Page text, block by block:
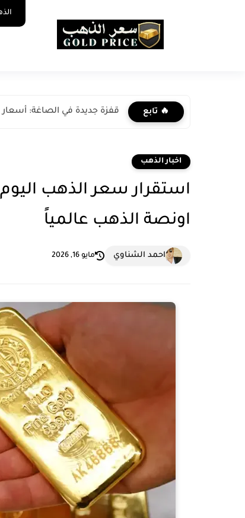
🔥 تابع قفزة جديدة في الصاغة: أسعار
اخبار الذهب
اونصة الذهب عالمياً
احمد الشناوي مايو 16, 2026